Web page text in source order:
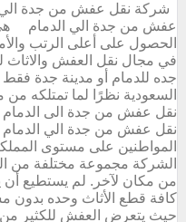
شركة نقل عفش من جدة الي
عفش من جدة الي الدمام هي
الحصول على أعلى الرتب
في مجال نقل العفش
جده للدمام أو مدينة جدة
السعودية نظرًا لما تمتلكه
نقل عفش من جدة الى الدمام
نقل عفش من جدة الي الدمام
المواطنين على مستوى
الشركة مجموعة مختلفة من
من مكان لآخر. لم يستطيع
كافة قطع الأثاث وحده
حيث يتعرض العفش للكثير من